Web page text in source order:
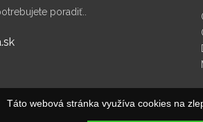
poradiť..
Táto webová stránka využíva cookies na